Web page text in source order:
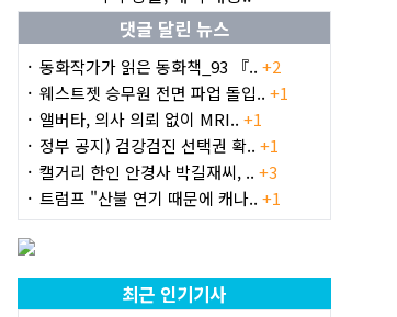
댓글 달린 뉴스
동화작가가 읽은 동화책_93 『.. +2
웨스트젯 승무원 전면 파업 돌입.. +1
앨버타, 의사 의뢰 없이 MRI.. +1
정부 공지) 검강검진 선택권 확.. +1
캘거리 한인 안경사 박길재씨, .. +3
트럼프 "산불 연기 때문에 캐나.. +1
최근 인기기사